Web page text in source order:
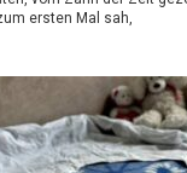
ersten Mal sah,